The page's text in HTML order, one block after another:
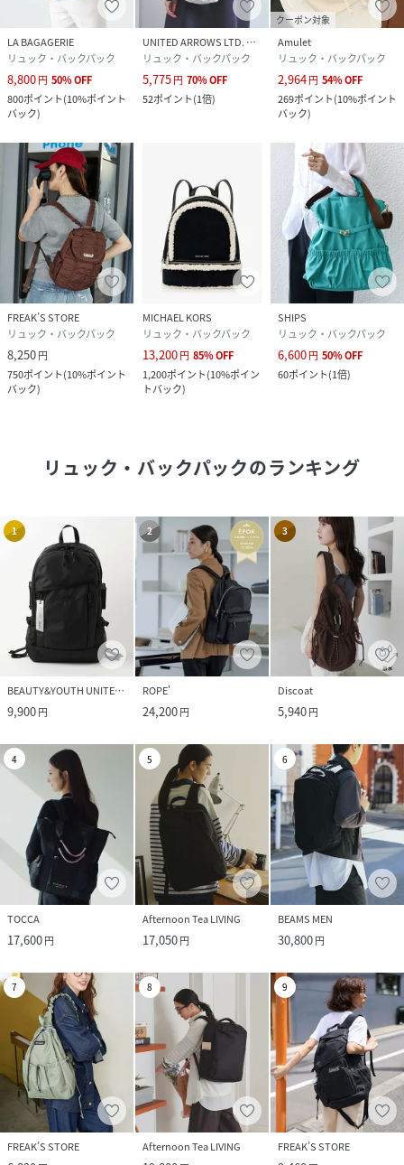
LA BAGAGERIE
リュック・バックパック
8,800円 50%OFF
800ポイント(10%ポイント
バック)
UNITED ARROWS LTD. OUTLET
リュック・バックパック
5,775円 70%OFF
52ポイント(1倍)
クーポン対象
Amulet
リュック・バックパック
2,964円 54%OFF
269ポイント(10%ポイント
バック)
FREAK’S STORE
リュック・バックパック
8,250円
750ポイント(10%ポイント
バック)
MICHAEL KORS
リュック・バックパック
13,200円 85%OFF
1,200ポイント(10%ポイン
トバック)
SHIPS
リュック・バックパック
6,600円 50%OFF
60ポイント(1倍)
リュック・バックパックのランキング
1
BEAUTY&YOUTH UNITED ARROWS
9,900円
2
ROPE'
24,200円
3
Discoat
5,940円
4
TOCCA
17,600円
5
Afternoon Tea LIVING
17,050円
6
BEAMS MEN
30,800円
7
FREAK’S STORE
8
Afternoon Tea LIVING
9
FREAK’S STORE